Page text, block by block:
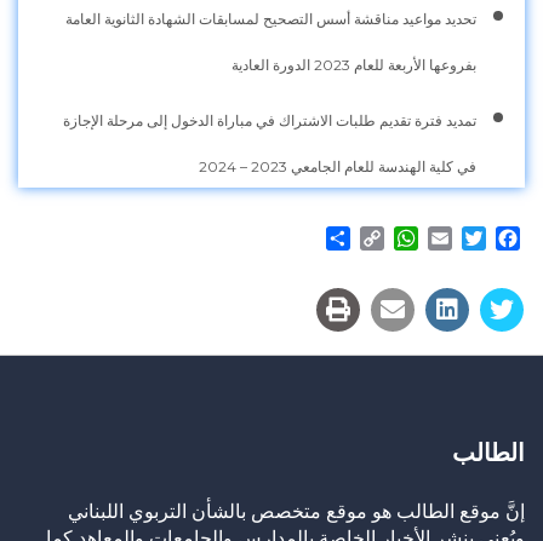
تحديد مواعيد مناقشة أسس التصحيح لمسابقات الشهادة الثانوية العامة
بفروعها الأربعة للعام 2023 الدورة العادية
تمديد فترة تقديم طلبات الاشتراك في مباراة الدخول إلى مرحلة الإجازة
في كلية الهندسة للعام الجامعي 2023 – 2024
Facebook
Twitter
Email
WhatsApp
Copy
الطالب
إنَّ موقع الطالب هو موقع متخصص بالشأن التربوي اللبناني